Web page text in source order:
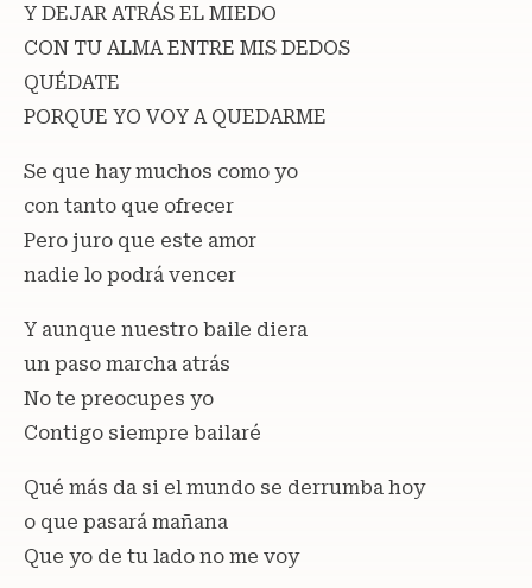
Y DEJAR ATRÁS EL MIEDO
CON TU ALMA ENTRE MIS DEDOS
QUÉDATE
PORQUE YO VOY A QUEDARME
Se que hay muchos como yo
con tanto que ofrecer
Pero juro que este amor
nadie lo podrá vencer
Y aunque nuestro baile diera
un paso marcha atrás
No te preocupes yo
Contigo siempre bailaré
Qué más da si el mundo se derrumba hoy
o que pasará mañana
Que yo de tu lado no me voy